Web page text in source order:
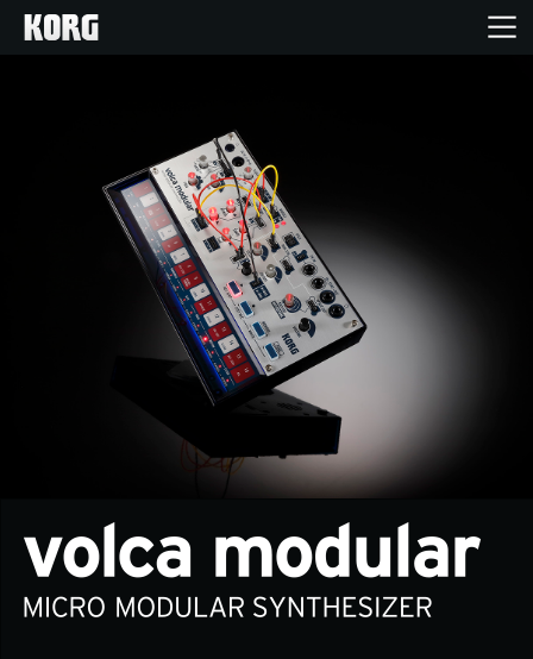
Products
Import Products
Store Locator
News